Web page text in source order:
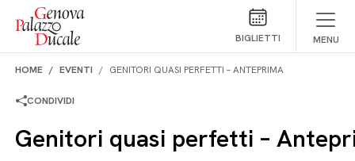
Salta al contenuto
BIGLIETTI MENU
HOME EVENTI GENITORI QUASI PERFETTI – ANTEPRIMA
CONDIVIDI
Genitori quasi perfetti –